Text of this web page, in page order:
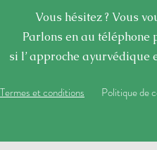
Vous hésitez ? Vous
Parlons en au téléphone
si l’ approche ayurvédique
Termes et conditions Politique de